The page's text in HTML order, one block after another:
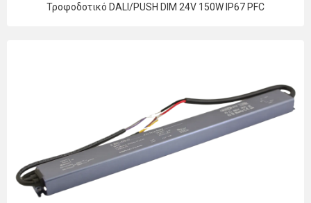
Τροφοδοτικό DALI/PUSH DIM 24V 150W IP67 PFC